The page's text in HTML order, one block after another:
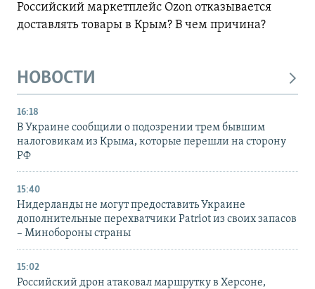
Российский маркетплейс Ozon отказывается
доставлять товары в Крым? В чем причина?
НОВОСТИ
16:18
В Украине сообщили о подозрении трем бывшим
налоговикам из Крыма, которые перешли на сторону
РФ
15:40
Нидерланды не могут предоставить Украине
дополнительные перехватчики Patriot из своих запасов
– Минобороны страны
15:02
Российский дрон атаковал маршрутку в Херсоне,